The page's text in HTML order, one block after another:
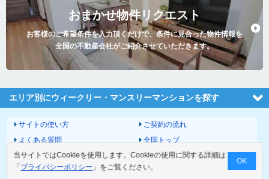
おまかせ物件リクエスト
お客様のご希望条件を入力頂くだけで、条件に見合った物件情報を
全国の不動産会社がご紹介させていただきます。
エリア別にウィークリー・マンスリーマンションを探す
サイトの使い方
ご契約の流れ
よくある質問
全国トップ
サイトマップ
運営会社
お問い合わせ
個人情報の取扱いについて
当サイトではCookieを使用します。Cookieの使用に関する詳細は
「 プライバシーポリシー 」をご覧ください。
OK